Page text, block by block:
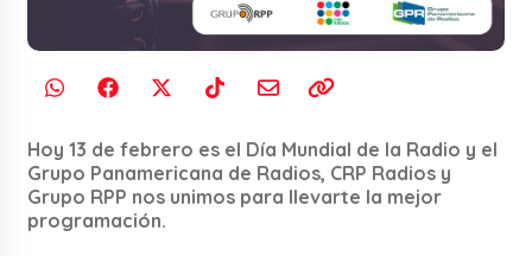
Hoy 13 de febrero es el Día Mundial de la Radio y el
Grupo Panamericana de Radios, CRP Radios y
Grupo RPP nos unimos para llevarte la mejor
programación.